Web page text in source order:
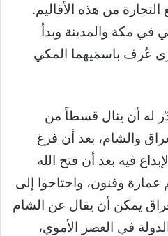
التجارة من هذه الأقاليم.
في مكة والمدينة وبدأ
عُرف باسمَيهما المكي
له أن ينال قسطاً من
والشام، بعد أن فرغ
فيه بعد أن فتح الله
عمارة وفنون، واحتاجوا إلى
يمكن أن يقال عن الشام
في العصر الأموي،